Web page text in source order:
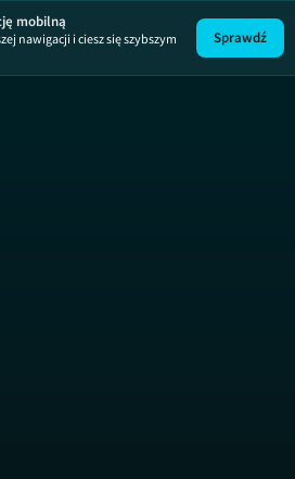
mobilną
nawigacji i ciesz się szybszym
Sprawdź